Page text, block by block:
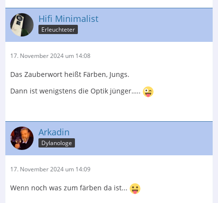
Hifi Minimalist
Erleuchteter
17. November 2024 um 14:08
Das Zauberwort heißt Färben, Jungs.
Dann ist wenigstens die Optik jünger…..
Arkadin
Dylanologe
17. November 2024 um 14:09
Wenn noch was zum färben da ist...